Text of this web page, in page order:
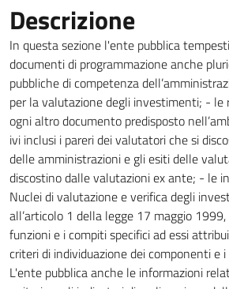
Descrizione
In questa sezione l'ente pubblica
documenti di programmazione anche
pubbliche di competenza
per la valutazione degli investimenti; - le
ogni altro documento predisposto
ivi inclusi i pareri dei valutatori che si
delle amministrazioni e gli esiti delle
discostino dalle valutazioni ex ante; - le
Nuclei di valutazione e verifica degli
all’articolo 1 della legge 17 maggio
funzioni e i compiti specifici ad essi
criteri di individuazione dei componenti e
L'ente pubblica anche le informazioni